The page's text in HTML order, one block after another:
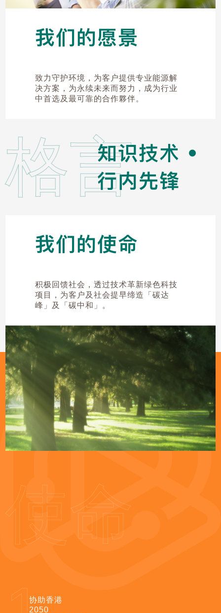
我们的愿景
致力守护环境，为客户提供专业能源解
决方案，为永续未来而努力，成为行业
中首选及最可靠的合作夥伴。
格言知识技术 •
行内先锋
我们的使命
积极回馈社会，透过技术革新绿色科技
项目，为客户及社会提早缔造「碳达
峰」及「碳中和」。
使命
协助香港
2050